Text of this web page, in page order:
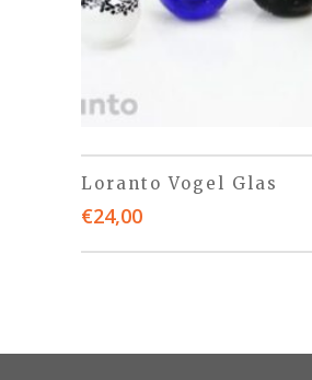
Loranto Vogel Glas
€24,00